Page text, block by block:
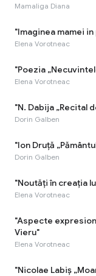
Mamaliga Diana
"Imaginea mamei
Elena Vorotneac
"Poezia
Elena Vorotneac
"N. Dabija „Recital
Dorin Galben
"Ion Druță
Dorin Galben
"Noutăți în creația
Elena Vorotneac
"Aspecte
Vieru"
Elena Vorotneac
"Nicolae Labiș